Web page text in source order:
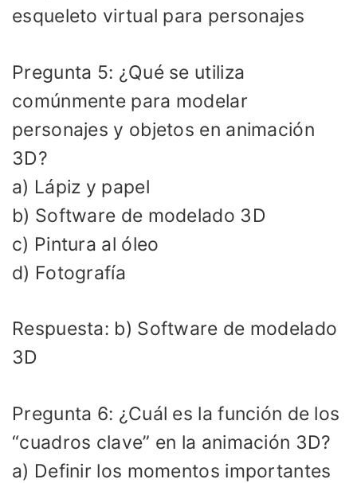
esqueleto virtual para personajes
Pregunta 5: ¿Qué se utiliza
comúnmente para modelar
personajes y objetos en animación
3D?
a) Lápiz y papel
b) Software de modelado 3D
c) Pintura al óleo
d) Fotografía
Respuesta: b) Software de modelado
3D
Pregunta 6: ¿Cuál es la función de los
“cuadros clave” en la animación 3D?
a) Definir los momentos importantes